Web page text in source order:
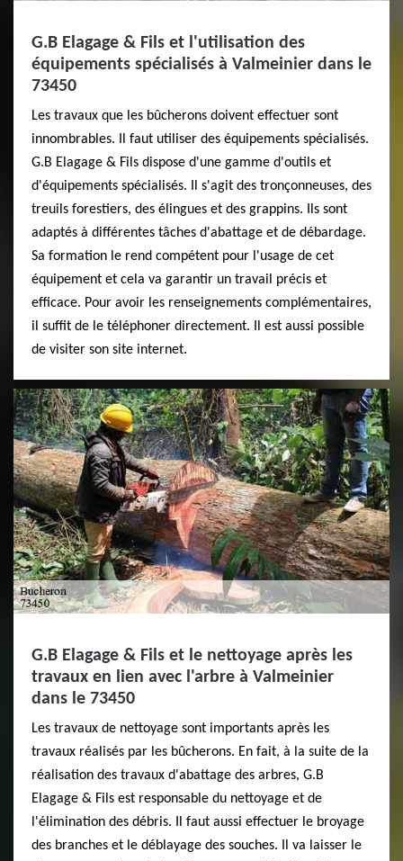
G.B Elagage & Fils et l'utilisation des
équipements spécialisés à Valmeinier dans le
73450
Les travaux que les bûcherons doivent effectuer sont
innombrables. Il faut utiliser des équipements spécialisés.
G.B Elagage & Fils dispose d'une gamme d'outils et
d'équipements spécialisés. Il s'agit des tronçonneuses, des
treuils forestiers, des élingues et des grappins. Ils sont
adaptés à différentes tâches d'abattage et de débardage.
Sa formation le rend compétent pour l'usage de cet
équipement et cela va garantir un travail précis et
efficace. Pour avoir les renseignements complémentaires,
il suffit de le téléphoner directement. Il est aussi possible
de visiter son site internet.
G.B Elagage & Fils et le nettoyage après les
travaux en lien avec l'arbre à Valmeinier
dans le 73450
Les travaux de nettoyage sont importants après les
travaux réalisés par les bûcherons. En fait, à la suite de la
réalisation des travaux d'abattage des arbres, G.B
Elagage & Fils est responsable du nettoyage et de
l'élimination des débris. Il faut aussi effectuer le broyage
des branches et le déblayage des souches. Il va laisser le